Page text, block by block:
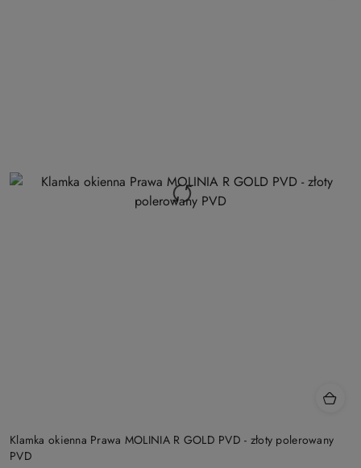
Klamka okienna Prawa MOLINIA R GOLD PVD - złoty polerowany
PVD